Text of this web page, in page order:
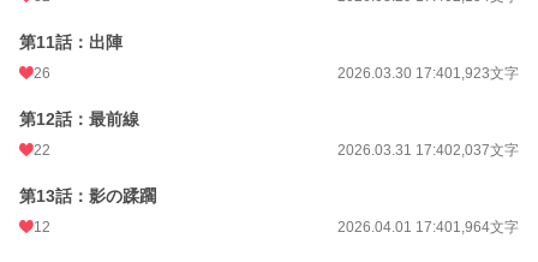
第11話：出陣
26 2026.03.30 17:401,923文字
第12話：最前線
22 2026.03.31 17:402,037文字
第13話：影の蹂躙
12 2026.04.01 17:401,964文字